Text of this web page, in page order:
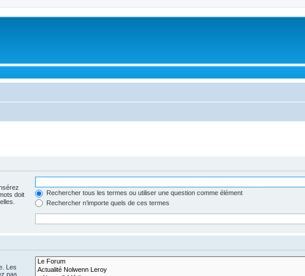
doit
Rechercher tous les termes ou utiliser une question comme élément
Rechercher n’importe quels de ces termes
Les
pas